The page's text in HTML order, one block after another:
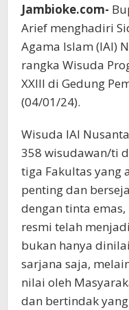
Jambioke.com-
Arief menghadiri
Agama Islam (IAI)
rangka Wisuda
XXIII di Gedung
(04/01/24).
Wisuda IAI
358 wisudawan/ti
tiga Fakultas yang
penting dan
dengan tinta
resmi telah
bukan hanya
sarjana saja,
nilai oleh
dan bertindak